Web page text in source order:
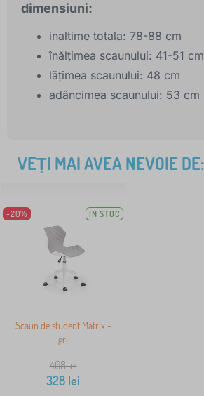
dimensiuni:
inaltime totala: 78-88 cm
înălțimea scaunului: 41-51 cm
lățimea scaunului: 48 cm
adâncimea scaunului: 53 cm
VEȚI MAI AVEA NEVOIE DE:
-20% IN STOC
Scaun de student Matrix -
gri
408lei
328 lei